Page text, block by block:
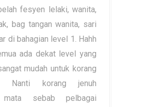
fesyen lelaki, wanita,
bag tangan wanita, sari
di bahagian level 1. Hahh
ada dekat level yang
mudah untuk korang
Nanti korang jenuh
mata sebab pelbagai